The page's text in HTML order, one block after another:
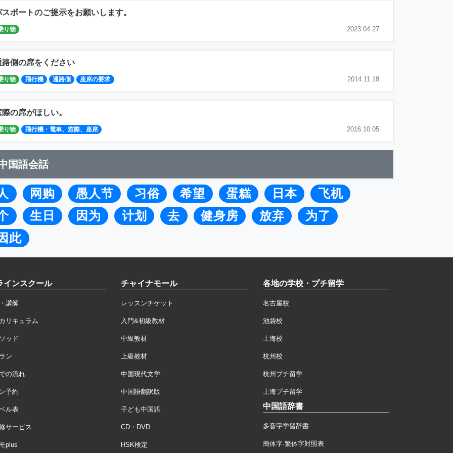
スポートのご提示をお願いします。
り物 2023.04.27
路側の席をください
り物 飛行機 通路側 座席の要求 2014.11.18
際の席がほしい。
り物 飛行機・電車、窓際、座席 2016.10.05
国語会話
网购 愚人节 习俗 希望 蛋糕 日本
飞机
生日 因为 计划 去 健身房 放弃
为了
此
インスクール
講師
リキュラム
ッド
ン
の流れ
予約
ル表
サービス
plus
チャイナモール
レッスンチケット
入門&初級教材
中級教材
上級教材
中国現代文学
中国語翻訳版
子ども中国語
CD・DVD
HSK検定
各地の学校・プチ留学
名古屋校
池袋校
上海校
杭州校
杭州プチ留学
上海プチ留学
中国語辞書
多音字学習辞書
簡体字·繁体字対照表